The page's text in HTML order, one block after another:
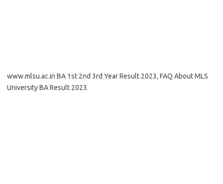
www.mlsu.ac.in BA 1st 2nd 3rd Year Result 2023, FAQ About MLS
University BA Result 2023.